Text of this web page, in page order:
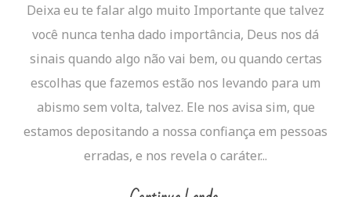
Deixa eu te falar algo muito Importante que talvez
você nunca tenha dado importância, Deus nos dá
sinais quando algo não vai bem, ou quando certas
escolhas que fazemos estão nos levando para um
abismo sem volta, talvez. Ele nos avisa sim, que
estamos depositando a nossa confiança em pessoas
erradas, e nos revela o caráter...